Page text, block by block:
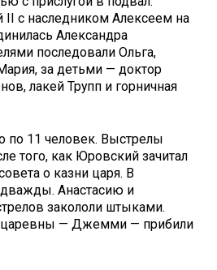
с наследником Алексеем на
Александра
последовали Ольга,
за детьми — доктор
лакей Трупп и горничная
по 11 человек. Выстрелы
того, как Юровский зачитал
о казни царя. В
дважды. Анастасию и
закололи штыками.
— Джемми — прибили